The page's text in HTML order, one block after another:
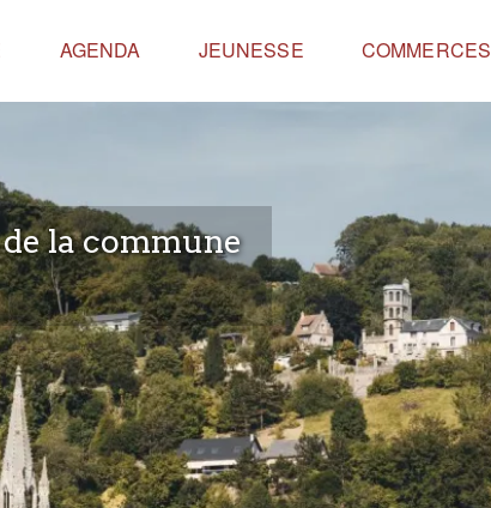
la commune
AGENDA JEUNESSE COMMERCES